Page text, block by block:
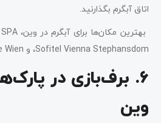
اتاق آبگرم بگذارنید.
Sofitel Vienna Stephansdom، و Therme Wien هستند.
۶. برف‌بازی در
وین